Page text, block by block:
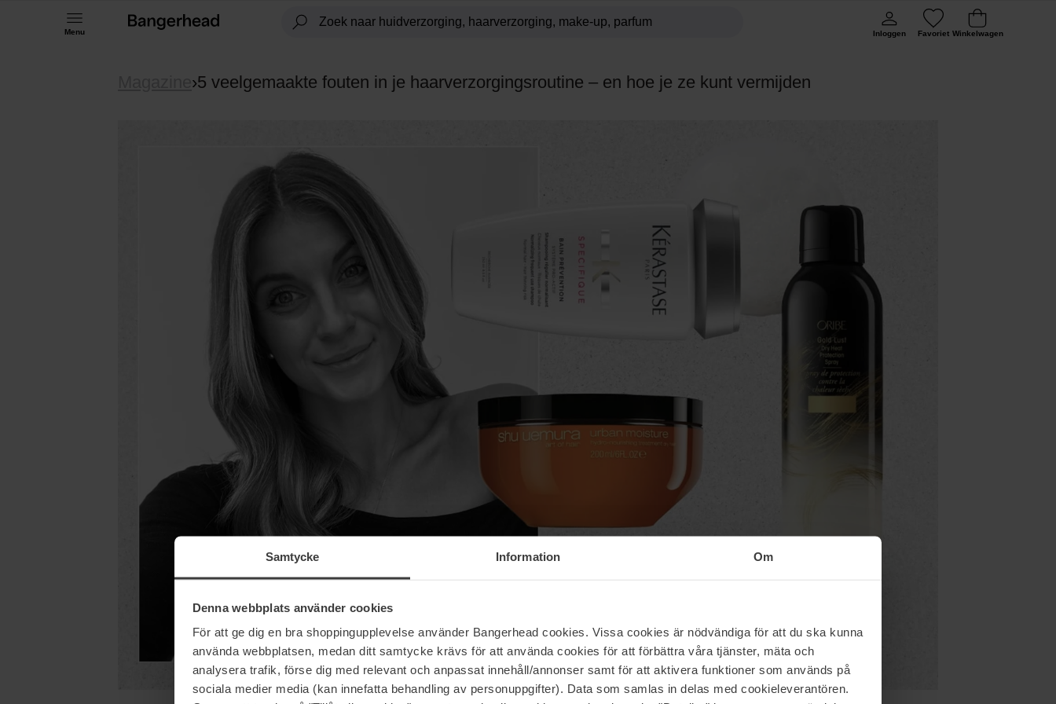
Samtycke Information Om
Denna webbplats använder cookies
För att ge dig en bra shoppingupplevelse använder Bangerhead cookies. Vissa cookies är nödvändiga för att du ska kunna
använda webbplatsen, medan ditt samtycke krävs för att använda cookies för att förbättra våra tjänster, mäta och
analysera trafik, förse dig med relevant och anpassat innehåll/annonser samt för att aktivera funktioner som används på
sociala medier media (kan innefatta behandling av personuppgifter). Data som samlas in delas med cookieleverantören.
Menu Inloggen Favoriet Winkelwagen
›5 veelgemaakte fouten in je haarverzorgingsroutine – en hoe je ze kunt vermijden